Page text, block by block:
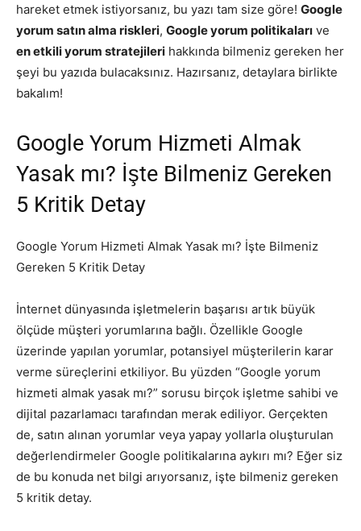
hareket etmek istiyorsanız, bu yazı tam size göre! Google
yorum satın alma riskleri, Google yorum politikaları ve
en etkili yorum stratejileri hakkında bilmeniz gereken her
şeyi bu yazıda bulacaksınız. Hazırsanız, detaylara birlikte
bakalım!
Google Yorum Hizmeti Almak
Yasak mı? İşte Bilmeniz Gereken
5 Kritik Detay
Google Yorum Hizmeti Almak Yasak mı? İşte Bilmeniz
Gereken 5 Kritik Detay
İnternet dünyasında işletmelerin başarısı artık büyük
ölçüde müşteri yorumlarına bağlı. Özellikle Google
üzerinde yapılan yorumlar, potansiyel müşterilerin karar
verme süreçlerini etkiliyor. Bu yüzden “Google yorum
hizmeti almak yasak mı?” sorusu birçok işletme sahibi ve
dijital pazarlamacı tarafından merak ediliyor. Gerçekten
de, satın alınan yorumlar veya yapay yollarla oluşturulan
değerlendirmeler Google politikalarına aykırı mı? Eğer siz
de bu konuda net bilgi arıyorsanız, işte bilmeniz gereken
5 kritik detay.